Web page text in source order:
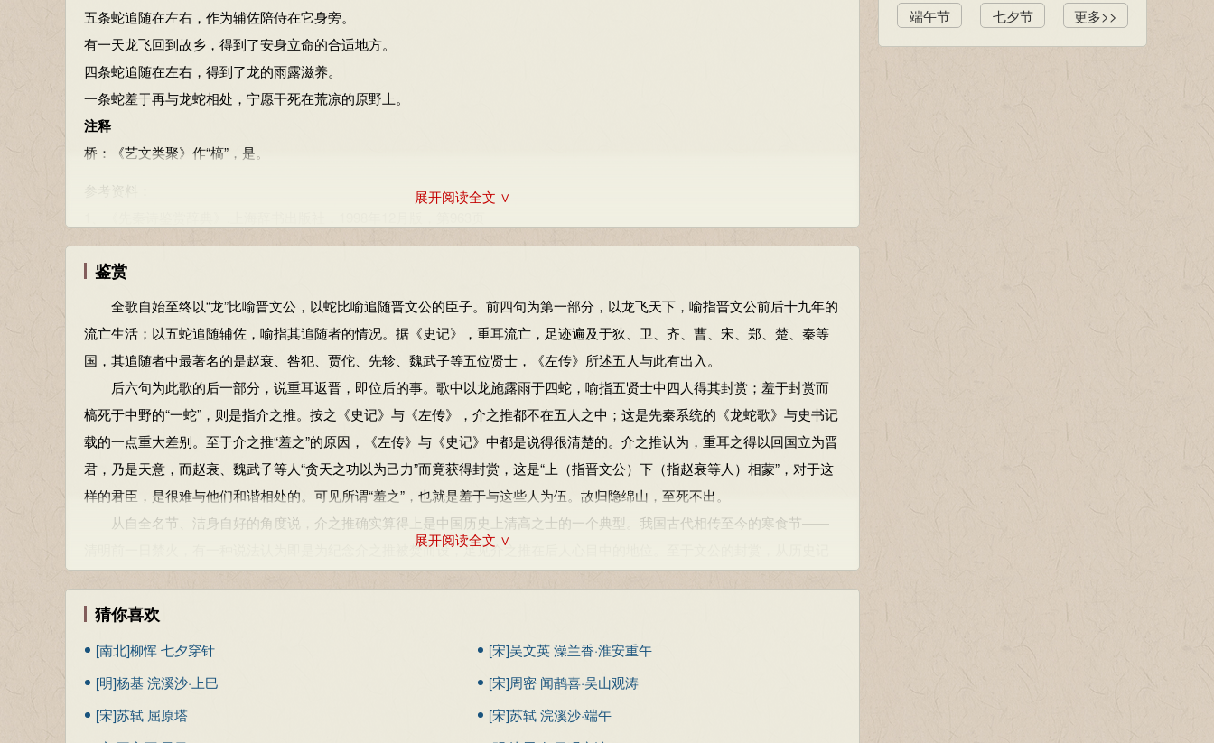
五条蛇追随在左右，作为辅佐陪侍在它身旁。
有一天龙飞回到故乡，得到了安身立命的合适地方。
四条蛇追随在左右，得到了龙的雨露滋养。
一条蛇羞于再与龙蛇相处，宁愿干死在荒凉的原野上。
注释
桥：《艺文类聚》作“槁”，是。
参考资料：
展开阅读全文 ∨
鉴赏
全歌自始至终以“龙”比喻晋文公，以蛇比喻追随晋文公的臣子。前四句为第一部分，以龙飞天下，喻指晋文公前后十九年的
流亡生活；以五蛇追随辅佐，喻指其追随者的情况。据《史记》，重耳流亡，足迹遍及于狄、卫、齐、曹、宋、郑、楚、秦等
国，其追随者中最著名的是赵衰、咎犯、贾佗、先轸、魏武子等五位贤士，《左传》所述五人与此有出入。
后六句为此歌的后一部分，说重耳返晋，即位后的事。歌中以龙施露雨于四蛇，喻指五贤士中四人得其封赏；羞于封赏而
槁死于中野的“一蛇”，则是指介之推。按之《史记》与《左传》，介之推都不在五人之中；这是先秦系统的《龙蛇歌》与史书记
载的一点重大差别。至于介之推“羞之”的原因，《左传》与《史记》中都是说得很清楚的。介之推认为，重耳之得以回国立为晋
君，乃是天意，而赵衰、魏武子等人“贪天之功以为己力”而竟获得封赏，这是“上（指晋文公）下（指赵衰等人）相蒙”，对于这
样的君臣，是很难与他们和谐相处的。可见所谓“羞之”，也就是羞于与这些人为伍。故归隐绵山，至死不出。
从自全名节、洁身自好的角度说，介之推确实算得上是中国历史上清高之士的一个典型。我国古代相传至今的寒食节——
清明前一日禁火，有一种说法认为即是为纪念介之推被焚而设，足见介之推在后人心目中的地位。至于文公的封赏，从历史记
由此而宁死也不愿为其效力，平心而论，其看法与做法都是过于偏激、并不可取的。
“比喻”，即打比方，以甲物比乙物；“比拟”，则是将物拟人（简称拟人）或将人拟物（简称拟物）。“只恐夜深花睡去，故烧高烛
照红妆”（苏轼《海棠》），把红海棠花说成“红妆”（穿红衣服的女子），是拟人；“姑山半峰雪，瑶水一枝莲”（白居易《女道
士》），把肌肤白皙、穿着素净的女道士比成半峰白雪、一枝白莲，是拟物。《龙蛇歌》以龙蛇比君臣，也是属于拟物一类。
“比拟”的写法较之直言的“赋”体，从消极一面说，可以避免过分的直露；从积极一面说，则是可以更加婉转曲达自己深刻的内心
展开阅读全文 ∨
猜你喜欢
[南北]柳恽 七夕穿针
[宋]吴文英 澡兰香·淮安重午
[明]杨基 浣溪沙·上巳
[宋]周密 闻鹊喜·吴山观涛
[宋]苏轼 屈原塔
[宋]苏轼 浣溪沙·端午
端午节 七夕节 更多>>